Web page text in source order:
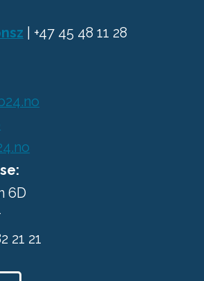
| +47 45 48 11 28
6D
21 21